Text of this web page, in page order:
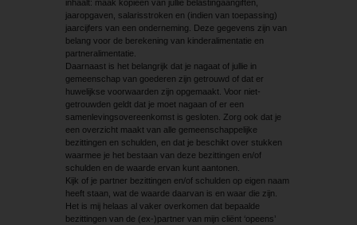
inhaalt: maak kopieën van jullie belastingaangiften,
jaaropgaven, salarisstroken en (indien van toepassing)
jaarcijfers van een onderneming. Deze gegevens zijn van
belang voor de berekening van kinderalimentatie en
partneralimentatie.
Daarnaast is het belangrijk dat je nagaat of jullie in
gemeenschap van goederen zijn getrouwd of dat er
huwelijkse voorwaarden zijn opgemaakt. Voor niet-
getrouwden geldt dat je moet nagaan of er een
samenlevingsovereenkomst is gesloten. Zorg ook dat je
een overzicht maakt van alle gemeenschappelijke
bezittingen en schulden, en dat je beschikt over stukken
waarmee je het bestaan van deze bezittingen en/of
schulden en de waarde ervan kunt aantonen.
Kijk of je partner bezittingen en/of schulden op eigen naam
heeft staan, wat de waarde daarvan is en waar die zijn.
Het is mij helaas al vaker overkomen dat bepaalde
bezittingen van de (ex-)partner van mijn cliënt ‘opeens’